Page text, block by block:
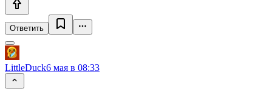
Ответить
LittleDuck6 мая в 08:33